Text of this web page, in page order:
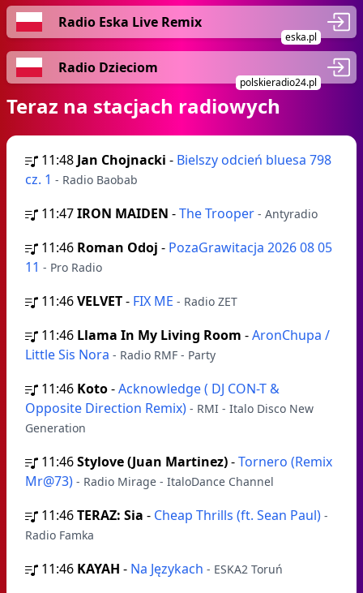
Radio Eska Live Remix
eska.pl
Radio Dzieciom
polskieradio24.pl
Teraz na stacjach radiowych
11:48 Jan Chojnacki - Bielszy odcień bluesa 798
cz. 1 - Radio Baobab
11:47IRON MAIDEN -The Trooper - Antyradio
11:46 Roman Odoj - PozaGrawitacja 2026 08 05
11 - Pro Radio
11:46VELVET- FIX ME - Radio ZET
11:46 Llama In My Living Room -AronChupa /
Little Sis Nora - Radio RMF - Party
11:46 Koto-Acknowledge ( DJ CON-T &
Opposite Direction Remix) - RMI - Italo Disco New
Generation
11:46Stylove (Juan Martinez)-Tornero (Remix
Mr@73) - Radio Mirage - ItaloDance Channel
11:46TERAZ: Sia - Cheap Thrills (ft. Sean Paul) -
Radio Famka
11:46 KAYAH - Na Językach - ESKA2 Toruń